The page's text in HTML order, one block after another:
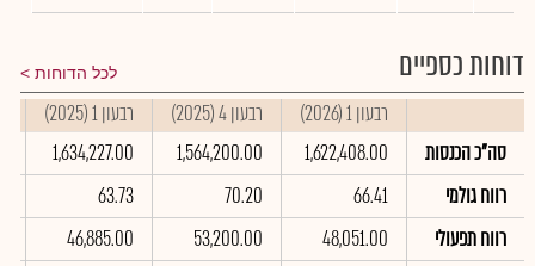
דוחות כספיים לכל הדוחות
רבעון 1 (2026) רבעון 4 (2025) רבעון 1 (2025)
סה"כ הכנסות
1,622,408.00
1,564,200.00
1,634,227.00
רווח גולמי
66.41
70.20
63.73
רווח תפעולי
48,051.00
53,200.00
46,885.00